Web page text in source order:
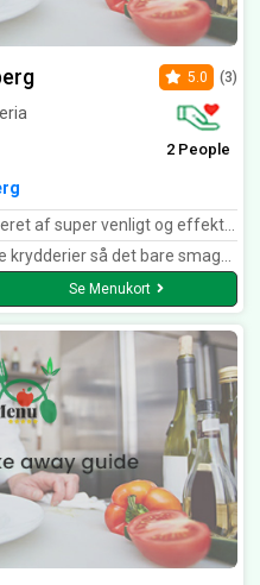
5.0 (3)
2 People
og effektivt personale i hyggelige omgivelser
Mørt og virkelig lækkert. Den nye ejer er så dygtigt og sød
Se Menukort